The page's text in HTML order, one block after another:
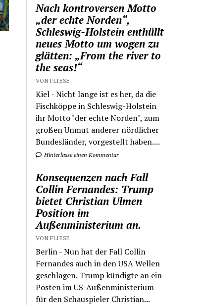
Nach kontroversen Motto
„der echte Norden“,
Schleswig-Holstein enthüllt
neues Motto um wogen zu
glätten: „From the river to
the seas!“
VON FLIESE
Kiel - Nicht lange ist es her, da die
Fischköppe in Schleswig-Holstein
ihr Motto "der echte Norden", zum
großen Unmut anderer nördlicher
Bundesländer, vorgestellt haben....
Hinterlasse einen Kommentar
Konsequenzen nach Fall
Collin Fernandes: Trump
bietet Christian Ulmen
Position im
Außenministerium an.
VON FLIESE
Berlin - Nun hat der Fall Collin
Fernandes auch in den USA Wellen
geschlagen. Trump kündigte an ein
Posten im US-Außenministerium
für den Schauspieler Christian...